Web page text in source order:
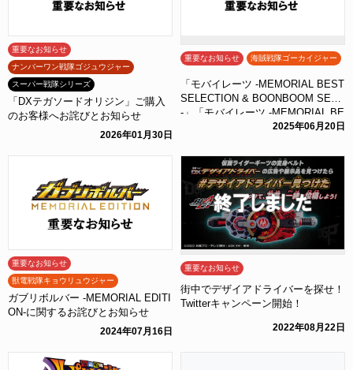
重要なお知らせ
ナンバーワン戦隊ゴジュウジャー
スーパー戦隊シリーズ
「DXテガソードオリジン」ご購入
のお客様へお詫びとお知らせ
2026年01月30日
重要なお知らせ 海賊戦隊ゴーカイジャー
「モバイレーツ -MEMORIAL BEST
SELECTION & BOONBOOM SET
-」「モバイレーツ -MEMORIAL BE
ST SELECTION -」に関するお詫び
2025年06月20日
重要なお知らせ
獣電戦隊キョウリュウジャー
ガブリボルバー -MEMORIAL EDITI
ON-に関するお詫びとお知らせ
2024年07月16日
重要なお知らせ
街中でデザイアドライバーを探せ！
Twitterキャンペーン開始！
2022年08月22日